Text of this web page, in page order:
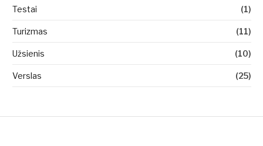
Testai (1)
Turizmas (11)
Užsienis (10)
Verslas (25)